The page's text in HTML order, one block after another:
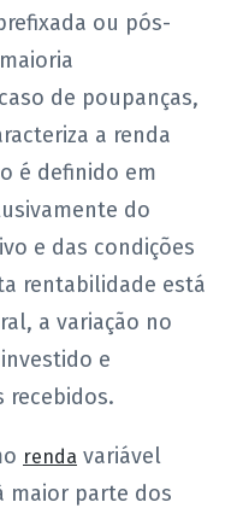
ou pós-
de poupanças,
a renda
é definido em
do
e das condições
rentabilidade está
a variação no
e
recebidos.
renda variável
maior parte dos